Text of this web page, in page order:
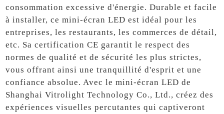
consommation excessive d'énergie. Durable et facile
à installer, ce mini-écran LED est idéal pour les
entreprises, les restaurants, les commerces de détail,
etc. Sa certification CE garantit le respect des
normes de qualité et de sécurité les plus strictes,
vous offrant ainsi une tranquillité d'esprit et une
confiance absolue. Avec le mini-écran LED de
Shanghai Vitrolight Technology Co., Ltd., créez des
expériences visuelles percutantes qui captiveront